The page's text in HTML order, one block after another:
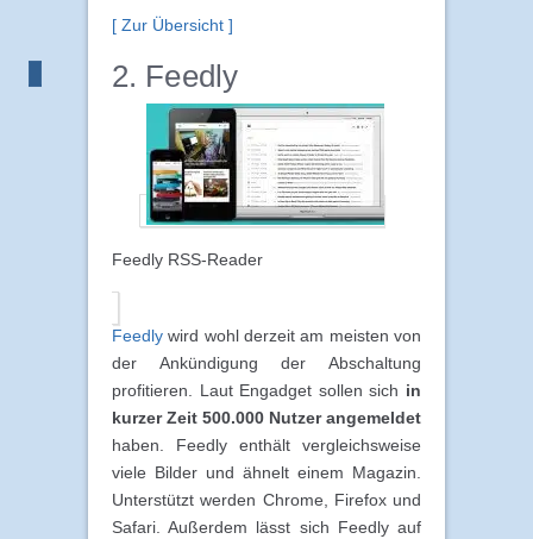
[ Zur Übersicht ]
2. Feedly
Feedly RSS-Reader
Feedly wird wohl derzeit am meisten von
der Ankündigung der Abschaltung
profitieren. Laut Engadget sollen sich in
kurzer Zeit 500.000 Nutzer angemeldet
haben. Feedly enthält vergleichsweise
viele Bilder und ähnelt einem Magazin.
Unterstützt werden Chrome, Firefox und
Safari. Außerdem lässt sich Feedly auf